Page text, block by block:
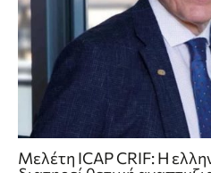
Μελέτη ICAP CRIF: Η